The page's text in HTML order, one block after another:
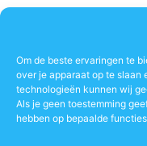
Om de beste ervaringen te
over je apparaat op te slaan
technologieën kunnen wij
Als je geen toestemming
hebben op bepaalde